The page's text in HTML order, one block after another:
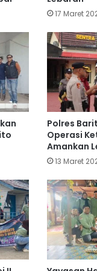
17 Maret
Polres
Operasi
Amankan
13 Maret